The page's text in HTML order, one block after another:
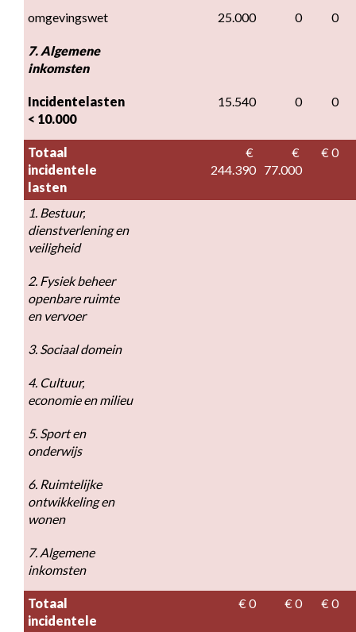
omgevingswet
25.000 0 0
7. Algemene
inkomsten
Incidentelasten
< 10.000
15.540 0 0
Totaal
incidentele
lasten
€
244.390
€
77.000
€ 0
1. Bestuur,
dienstverlening en
veiligheid
2. Fysiek beheer
openbare ruimte
en vervoer
3. Sociaal domein
4. Cultuur,
economie en milieu
5. Sport en
onderwijs
6. Ruimtelijke
ontwikkeling en
wonen
7. Algemene
inkomsten
Totaal
incidentele
€ 0 € 0 € 0